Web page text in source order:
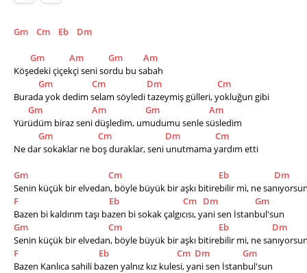
Gm Cm Eb Dm
Gm Am Gm
Am
Köşedeki çiçekçi seni sordu bu sabah
Gm
Cm Dm
Cm
Burada yok dedim selam söyledi tazeymiş gülleri, yokluğun gibi
Gm
Am Gm
Am
Yürüdüm biraz seni düşledim, umudumu senle süsledim
Gm
Cm Dm
Cm
Ne dar sokaklar ne boş duraklar, seni unutmama yardım etti
Gm Cm Eb
Dm
Senin küçük bir elvedan, böyle büyük bir aşkı bitirebilir mi, ne
F
Eb Cm Dm
Gm
Bazen bi kaldırım taşı bazen bi sokak çalgıcısı, yani sen İstanbul'sun
Gm
Cm Eb
Dm
Senin küçük bir elvedan, böyle büyük bir aşkı bitirebilir mi, ne
F
Eb Cm Dm
Gm
Bazen Kanlıca sahili bazen yalnız kız kulesi, yani sen İstanbul'sun